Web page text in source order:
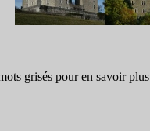
grisés pour en savoir plus